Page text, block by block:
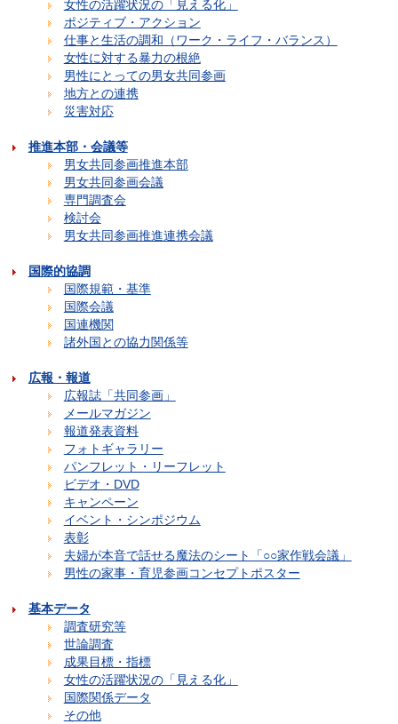
女性の活躍状況の「見える化」
ポジティブ・アクション
仕事と生活の調和（ワーク・ライフ・バランス）
女性に対する暴力の根絶
男性にとっての男女共同参画
地方との連携
災害対応
推進本部・会議等
男女共同参画推進本部
男女共同参画会議
専門調査会
検討会
男女共同参画推進連携会議
国際的協調
国際規範・基準
国際会議
国連機関
諸外国との協力関係等
広報・報道
広報誌「共同参画」
メールマガジン
報道発表資料
フォトギャラリー
パンフレット・リーフレット
ビデオ・DVD
キャンペーン
イベント・シンポジウム
表彰
夫婦が本音で話せる魔法のシート「○○家作戦会議」
男性の家事・育児参画コンセプトポスター
基本データ
調査研究等
世論調査
成果目標・指標
女性の活躍状況の「見える化」
国際関係データ
その他